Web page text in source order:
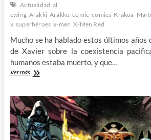
Actualidad al
ewing Arakki Arakko cómic comics Krakoa
x superhéroes x-men X-Men Red
Mucho se ha hablado estos últimos años
de Xavier sobre la coexistencia
humanos estaba muerto, y que…
Ver másX-
–
Al
Ewing
mantiene
vivo